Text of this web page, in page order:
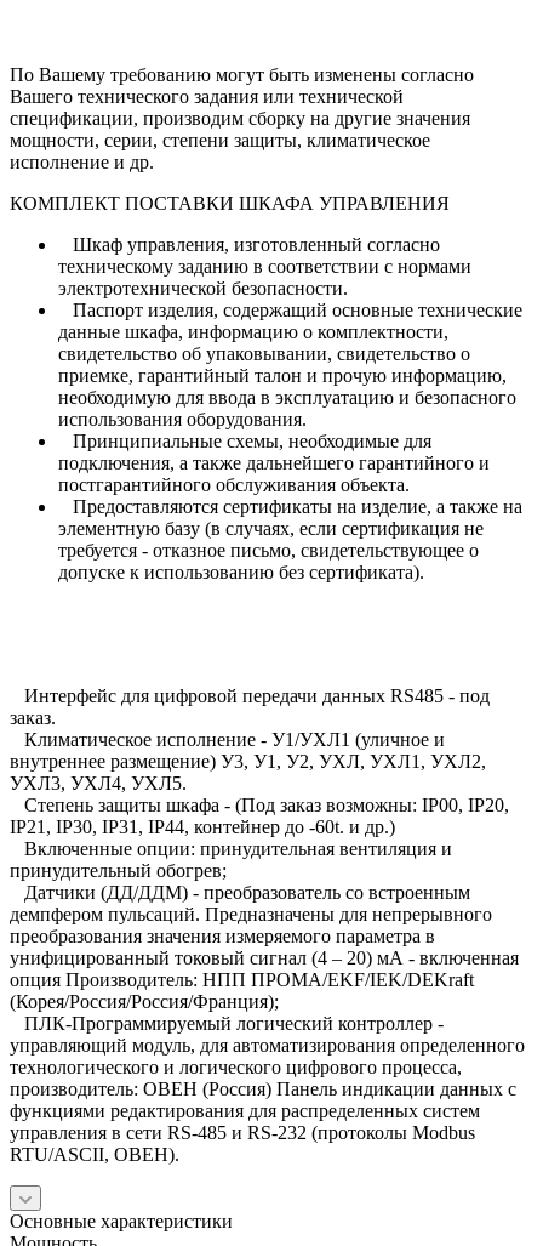
По Вашему требованию могут быть изменены согласно
Вашего технического задания или технической
спецификации, производим сборку на другие значения
мощности, серии, степени защиты, климатическое
исполнение и др.
КОМПЛЕКТ ПОСТАВКИ ШКАФА УПРАВЛЕНИЯ
Шкаф управления, изготовленный согласно
техническому заданию в соответствии с нормами
электротехнической безопасности.
Паспорт изделия, содержащий основные технические
данные шкафа, информацию о комплектности,
свидетельство об упаковывании, свидетельство о
приемке, гарантийный талон и прочую информацию,
необходимую для ввода в эксплуатацию и безопасного
использования оборудования.
Принципиальные схемы, необходимые для
подключения, а также дальнейшего гарантийного и
постгарантийного обслуживания объекта.
Предоставляются сертификаты на изделие, а также на
элементную базу (в случаях, если сертификация не
требуется - отказное письмо, свидетельствующее о
допуске к использованию без сертификата).
Интерфейс для цифровой передачи данных RS485 - под
заказ.
Климатическое исполнение - У1/УХЛ1 (уличное и
внутреннее размещение) У3, У1, У2, УХЛ, УХЛ1, УХЛ2,
УХЛ3, УХЛ4, УХЛ5.
Степень защиты шкафа - (Под заказ возможны: IP00, IP20,
IP21, IP30, IP31, IP44, контейнер до -60t. и др.)
Включенные опции: принудительная вентиляция и
принудительный обогрев;
Датчики (ДД/ДДМ) - преобразователь со встроенным
демпфером пульсаций. Предназначены для непрерывного
преобразования значения измеряемого параметра в
унифицированный токовый сигнал (4 – 20) мА - включенная
опция Производитель: НПП ПРОМА/EKF/IEK/DEKraft
(Корея/Россия/Россия/Франция);
ПЛК-Программируемый логический контроллер -
управляющий модуль, для автоматизирования определенного
технологического и логического цифрового процесса,
производитель: ОВЕН (Россия) Панель индикации данных с
функциями редактирования для распределенных систем
управления в сети RS-485 и RS-232 (протоколы Modbus
RTU/ASCII, ОВЕН).
Основные характеристики